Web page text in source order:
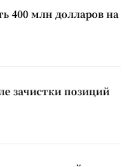
400 млн долларов на
зачистки позиций